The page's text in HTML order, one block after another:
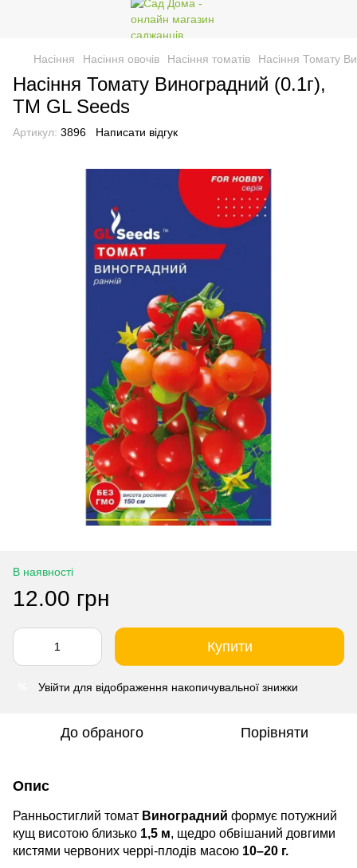
Насіння Насіння овочів Насіння томатів Насіння Томату
Насіння Томату Виноградний (0.1г),
TM GL Seeds
Артикул: 3896 Написати відгук
В наявності
12.00 грн
Купити
Увійти для відображення накопичувальної знижки
До обраного Порівняти
Опис
Ранньостиглий томат Виноградний формує потужний
кущ висотою близько 1,5 м, щедро обвішаний довгими
кистями червоних черрі-плодів масою 10–20 г.